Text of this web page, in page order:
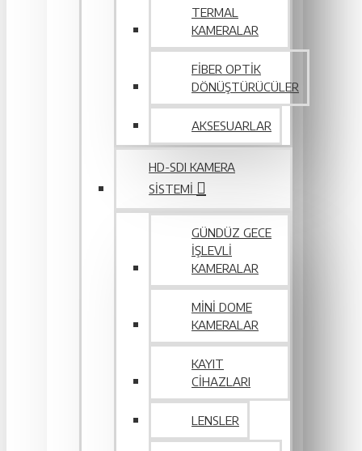
TERMAL
KAMERALAR
FIBER OPTIK
DÖNÜŞTÜRÜCÜLER
AKSESUARLAR
HD-SDI KAMERA
SISTEMI
GÜNDÜZ GECE
İŞLEVLI
KAMERALAR
MINI DOME
KAMERALAR
KAYIT
CIHAZLARI
LENSLER